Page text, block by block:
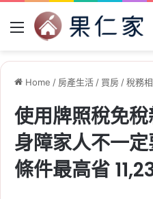
Menu
Home / 房產生活/ 買房/稅務
使用牌照稅免
身障家人不一
條件最高省